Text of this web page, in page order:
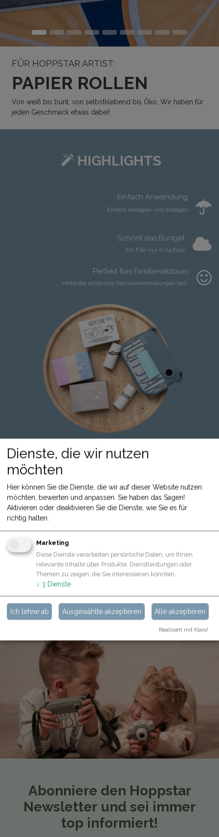
FÜR HOPPSTAR ARTIST:
PAPIER ROLLEN
Von weiß bis bunt, von selbstklebend bis Öko. Wir haben für
jeden Geschmack etwas dabei!
HIGHLIGHTS
Einfach Anwendung
Einfach einlegen und loslegen
Schont das Budget
Ein Foto nur 0,04 Euro
Perfekt fürs Familienablbum
Halte die schönsten Familienerinnerungen fest.
4 verschiedene Varianten
Von weiß bis bunt, von selbstklebend bis Öko.
225 Fotos
1 Verpackung, 3 Rollen,225 Fotos
Zertifizierte Qualität​​
Hergestellt aus sicheren Materialien. Zertifikate: CE, EN71.
ALLES VON HOPPSTAR IM
ÜBERBLICK
Abonniere den Hoppstar
Newsletter und sei immer
top informiert!
Dienste, die wir nutzen
möchten
Hier können Sie die Dienste, die wir auf dieser Website nutzen
möchten, bewerten und anpassen. Sie haben das Sagen!
Aktivieren oder deaktivieren Sie die Dienste, wie Sie es für
richtig halten.
Marketing
Diese Dienste verarbeiten persönliche Daten, um Ihnen
relevante Inhalte über Produkte, Dienstleistungen oder
Themen zu zeigen, die Sie interessieren könnten.
↓ 3 Dienste
Ich lehne ab Ausgewählte akzeptieren Alle akzeptieren
Realisiert mit Klaro!